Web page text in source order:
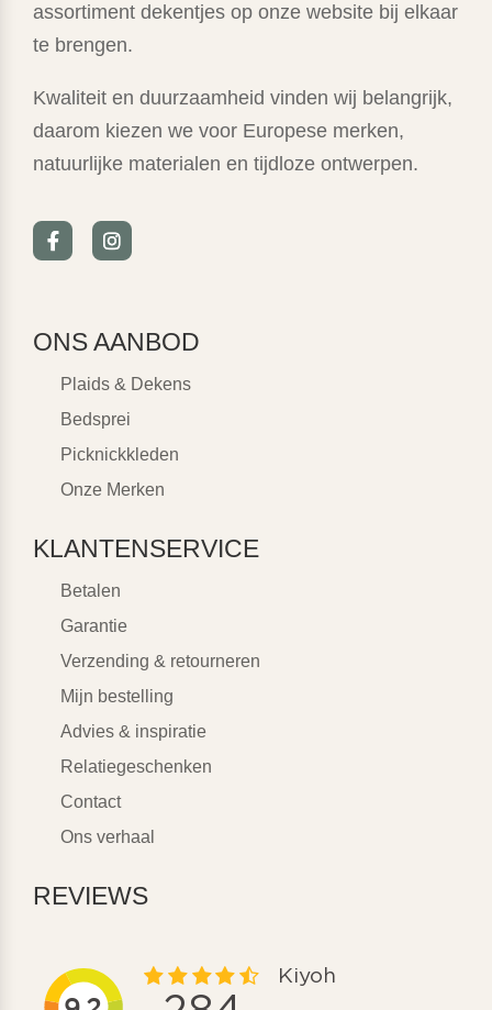
assortiment dekentjes op onze website bij elkaar
te brengen.
Kwaliteit en duurzaamheid vinden wij belangrijk,
daarom kiezen we voor Europese merken,
natuurlijke materialen en tijdloze ontwerpen.
ONS AANBOD
Plaids & Dekens
Bedsprei
Picknickkleden
Onze Merken
KLANTENSERVICE
Betalen
Garantie
Verzending & retourneren
Mijn bestelling
Advies & inspiratie
Relatiegeschenken
Contact
Ons verhaal
REVIEWS